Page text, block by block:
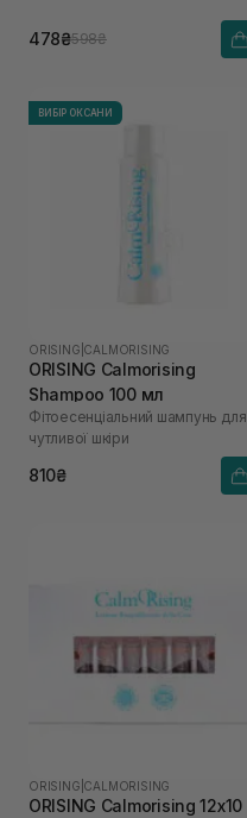
478₴598₴
ВИБІР ОКСАНИ
ORISING CALMORISING
ORISING Calmorising
Shampoo 100 мл
Фітоесенціальний шампунь для
чутливої шкіри
810₴
ORISING CALMORISING
ORISING Calmorising 12х10